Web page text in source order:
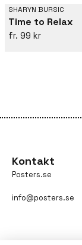
SHARYN BURSIC
Time to Relax
99 kr
Kontakt
Posters.se
info@posters.se